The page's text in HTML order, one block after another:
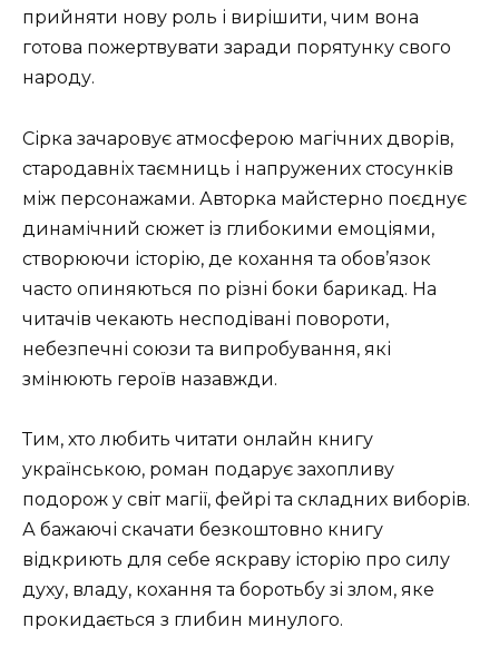
прийняти нову роль і вирішити, чим вона
готова пожертвувати заради порятунку свого
народу.
Сірка зачаровує атмосферою магічних дворів,
стародавніх таємниць і напружених стосунків
між персонажами. Авторка майстерно поєднує
динамічний сюжет із глибокими емоціями,
створюючи історію, де кохання та обов’язок
часто опиняються по різні боки барикад. На
читачів чекають несподівані повороти,
небезпечні союзи та випробування, які
змінюють героїв назавжди.
Тим, хто любить читати онлайн книгу
українською, роман подарує захопливу
подорож у світ магії, фейрі та складних виборів.
А бажаючі скачати безкоштовно книгу
відкриють для себе яскраву історію про силу
духу, владу, кохання та боротьбу зі злом, яке
прокидається з глибин минулого.